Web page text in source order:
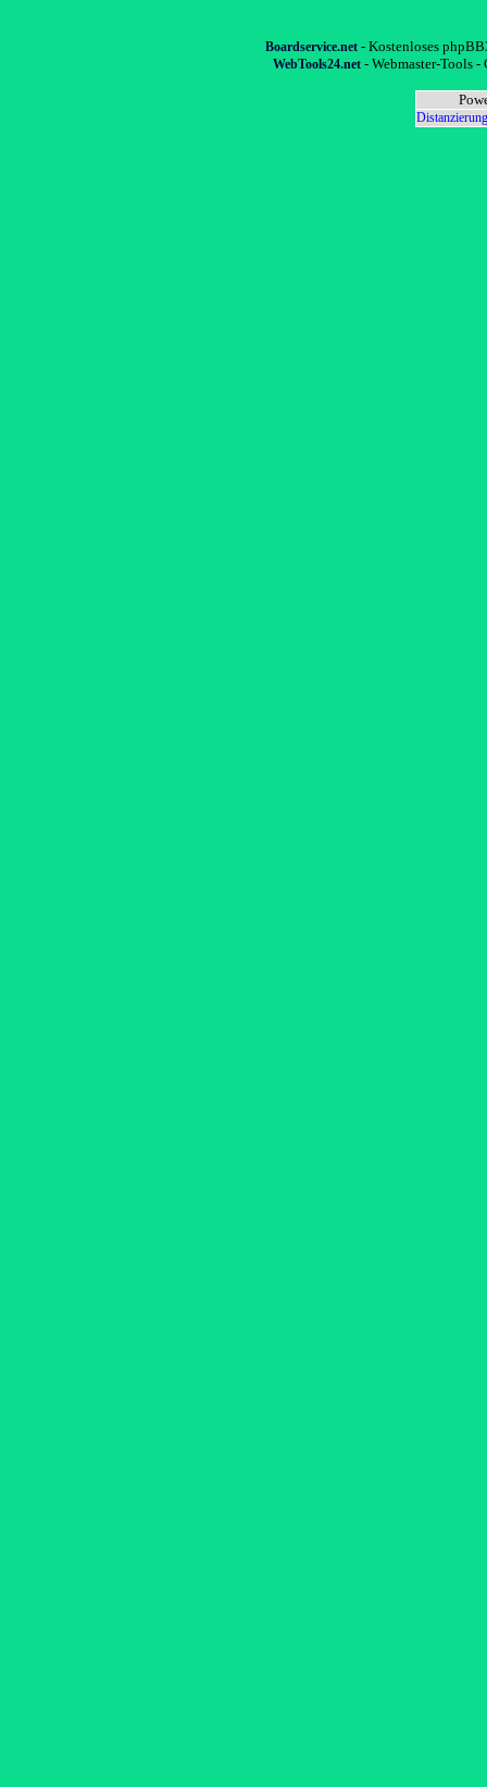
Boardservice.net- Kostenloses
WebTools24.net- Webmaster-Tools -